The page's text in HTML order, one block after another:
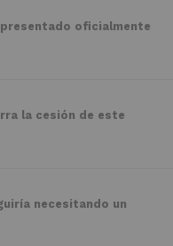
presentado oficialmente
la cesión de este
necesitando un